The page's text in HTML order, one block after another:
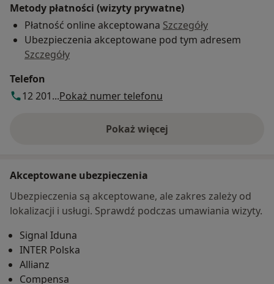
Metody płatności (wizyty prywatne)
Płatność online akceptowana Szczegóły
Ubezpieczenia akceptowane pod tym adresem
Szczegóły
Telefon
12 201...Pokaż numer telefonu
Pokaż więcej
o adresie
Akceptowane ubezpieczenia
Ubezpieczenia są akceptowane, ale zakres zależy od
lokalizacji i usługi. Sprawdź podczas umawiania wizyty.
Signal Iduna
INTER Polska
Allianz
Compensa